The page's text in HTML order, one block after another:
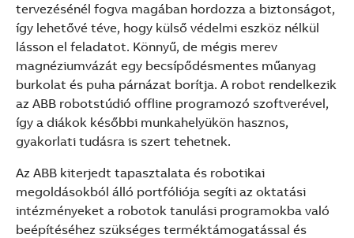
tervezésénél fogva magában hordozza a biztonságot,
így lehetővé téve, hogy külső védelmi eszköz nélkül
lásson el feladatot. Könnyű, de mégis merev
magnéziumvázát egy becsípődésmentes műanyag
burkolat és puha párnázat borítja. A robot rendelkezik
az ABB robotstúdió offline programozó szoftverével,
így a diákok későbbi munkahelyükön hasznos,
gyakorlati tudásra is szert tehetnek.
Az ABB kiterjedt tapasztalata és robotikai
megoldásokból álló portfóliója segíti az oktatási
intézményeket a robotok tanulási programokba való
beépítéséhez szükséges terméktámogatással és